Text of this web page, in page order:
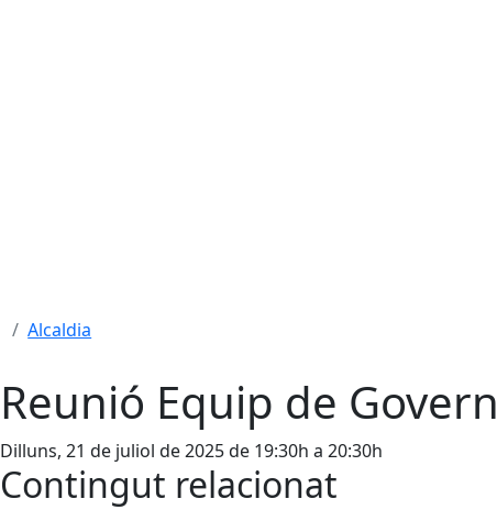
Alcaldia
Reunió Equip de Govern
Dilluns, 21 de juliol de 2025 de 19:30h a 20:30h
Contingut relacionat